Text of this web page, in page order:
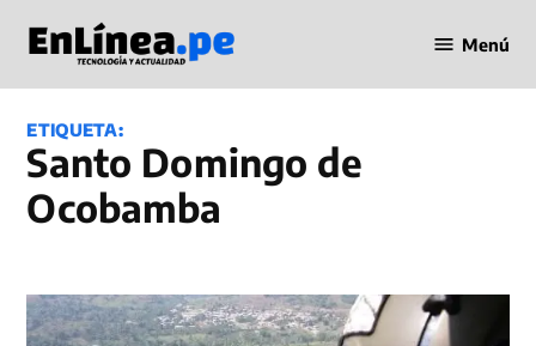
contenido
en Línea
Menú
ETIQUETA:
Santo Domingo de
Ocobamba